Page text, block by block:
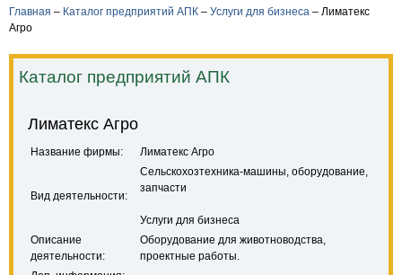
Главная – Каталог предприятий АПК – Услуги для бизнеса – Лиматекс
Агро
Каталог предприятий АПК
Лиматекс Агро
Название фирмы: Лиматекс Агро
Вид деятельности:
Сельскохозтехника-машины, оборудование,
запчасти
Услуги для бизнеса
Описание
деятельности:
Оборудование для животноводства,
проектные работы.